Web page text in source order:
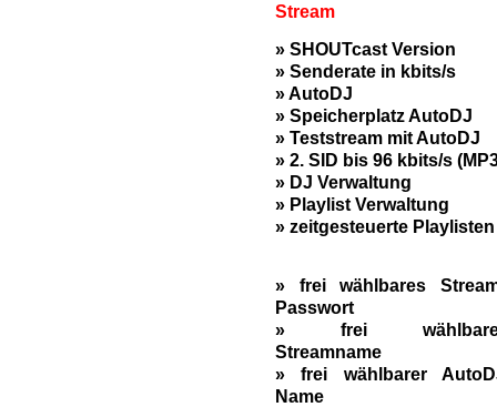
Stream
» SHOUTcast Version
» Senderate in kbits/s
» AutoDJ
» Speicherplatz AutoDJ
» Teststream mit AutoDJ
» 2. SID bis 96 kbits/s
» DJ Verwaltung
» Playlist Verwaltung
» zeitgesteuerte Playlisten
» frei wählbares
Passwort
» frei
Streamname
» frei wählbarer
Name